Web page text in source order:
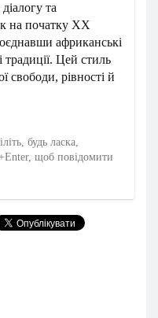
та
на початку ХХ
африканські
традиції. Цей стиль
свободи, рівності й
будь ласка,
щоб повідомити